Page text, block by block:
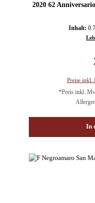
2020 62
Inhalt:
Preise inkl.
*Preis inkl.
In